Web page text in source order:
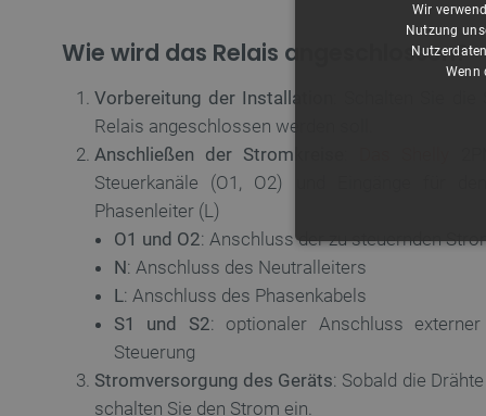
Wie wird das Relais angeschlossen?
Vorbereitung der Installation
: Schalten Sie
Relais angeschlossen werden soll.
Anschließen der Stromkreise
Steuerkanäle (O1, O2) und Eingänge für
Phasenleiter (L)
O1 und O2: Anschluss der zu steuernden
N: Anschluss des Neutralleiters
L: Anschluss des Phasenkabels
S1 und S2: optionaler Anschluss
Steuerung
Stromversorgung des Geräts: Sobald die
schalten Sie den Strom ein.
Wir
Nutzung
Wenn
Unbedingt erforderliche